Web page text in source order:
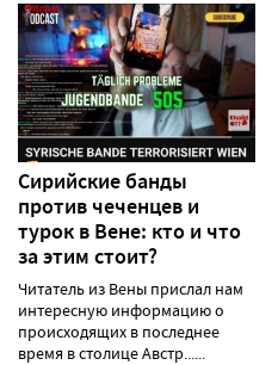
Сирийские банды
против чеченцев и
турок в Вене: кто и что
за этим стоит?
Читатель из Вены прислал нам
интересную информацию о
происходящих в последнее
время в столице Австр......